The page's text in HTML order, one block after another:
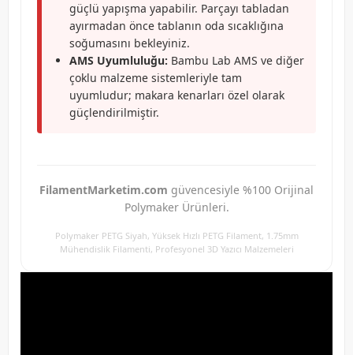
güçlü yapışma yapabilir. Parçayı tabladan
ayırmadan önce tablanın oda sıcaklığına
soğumasını bekleyiniz.
AMS Uyumluluğu: Bambu Lab AMS ve diğer
çoklu malzeme sistemleriyle tam
uyumludur; makara kenarları özel olarak
güçlendirilmiştir.
FilamentMarketim.com güvencesiyle %100 Orijinal
Polymaker Ürünleri.
Polymaker PETG Siyah, Yüksek Hızlı PETG Filament, 1.75mm
Mühendislik Filamenti, Profesyonel 3D Yazıcı Malzemeleri